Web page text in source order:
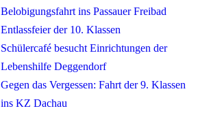
Belobigungsfahrt ins Passauer Freibad
Entlassfeier der 10. Klassen
Schülercafé besucht Einrichtungen der
Lebenshilfe Deggendorf
Gegen das Vergessen: Fahrt der 9. Klassen
ins KZ Dachau